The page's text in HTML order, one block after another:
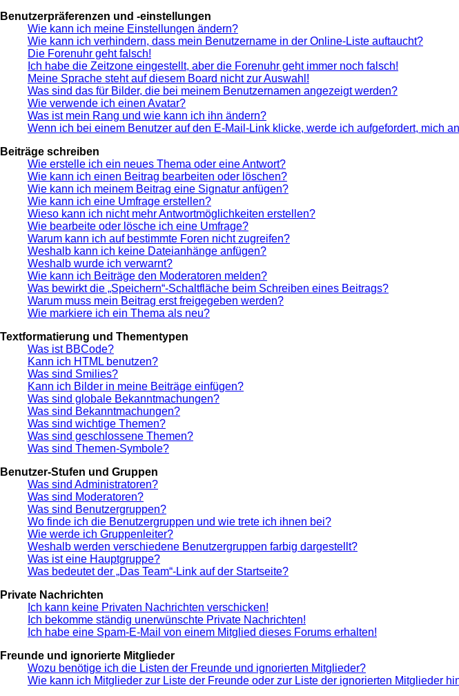
Benutzerpräferenzen und -einstellungen
Wie kann ich meine Einstellungen ändern?
Wie kann ich verhindern, dass mein Benutzername in der Online-Liste auftaucht?
Die Forenuhr geht falsch!
Ich habe die Zeitzone eingestellt, aber die Forenuhr geht immer noch falsch!
Meine Sprache steht auf diesem Board nicht zur Auswahl!
Was sind das für Bilder, die bei meinem Benutzernamen angezeigt werden?
Wie verwende ich einen Avatar?
Was ist mein Rang und wie kann ich ihn ändern?
Wenn ich bei einem Benutzer auf den E-Mail-Link klicke, werde ich aufgefordert, mich
Beiträge schreiben
Wie erstelle ich ein neues Thema oder eine Antwort?
Wie kann ich einen Beitrag bearbeiten oder löschen?
Wie kann ich meinem Beitrag eine Signatur anfügen?
Wie kann ich eine Umfrage erstellen?
Wieso kann ich nicht mehr Antwortmöglichkeiten erstellen?
Wie bearbeite oder lösche ich eine Umfrage?
Warum kann ich auf bestimmte Foren nicht zugreifen?
Weshalb kann ich keine Dateianhänge anfügen?
Weshalb wurde ich verwarnt?
Wie kann ich Beiträge den Moderatoren melden?
Was bewirkt die „Speichern“-Schaltfläche beim Schreiben eines Beitrags?
Warum muss mein Beitrag erst freigegeben werden?
Wie markiere ich ein Thema als neu?
Textformatierung und Thementypen
Was ist BBCode?
Kann ich HTML benutzen?
Was sind Smilies?
Kann ich Bilder in meine Beiträge einfügen?
Was sind globale Bekanntmachungen?
Was sind Bekanntmachungen?
Was sind wichtige Themen?
Was sind geschlossene Themen?
Was sind Themen-Symbole?
Benutzer-Stufen und Gruppen
Was sind Administratoren?
Was sind Moderatoren?
Was sind Benutzergruppen?
Wo finde ich die Benutzergruppen und wie trete ich ihnen bei?
Wie werde ich Gruppenleiter?
Weshalb werden verschiedene Benutzergruppen farbig dargestellt?
Was ist eine Hauptgruppe?
Was bedeutet der „Das Team“-Link auf der Startseite?
Private Nachrichten
Ich kann keine Privaten Nachrichten verschicken!
Ich bekomme ständig unerwünschte Private Nachrichten!
Ich habe eine Spam-E-Mail von einem Mitglied dieses Forums erhalten!
Freunde und ignorierte Mitglieder
Wozu benötige ich die Listen der Freunde und ignorierten Mitglieder?
Wie kann ich Mitglieder zur Liste der Freunde oder zur Liste der ignorierten Mitglieder